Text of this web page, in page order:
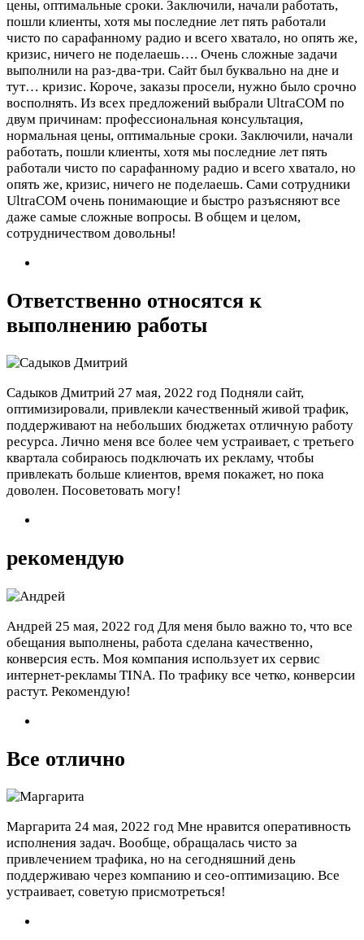
цены, оптимальные сроки. Заключили, начали работать,
пошли клиенты, хотя мы последние лет пять работали
чисто по сарафанному радио и всего хватало, но опять же,
кризис, ничего не поделаешь…. Очень сложные задачи
выполнили на раз-два-три. Сайт был буквально на дне и
тут… кризис. Короче, заказы просели, нужно было срочно
восполнять. Из всех предложений выбрали UltraCOM по
двум причинам: профессиональная консультация,
нормальная цены, оптимальные сроки. Заключили, начали
работать, пошли клиенты, хотя мы последние лет пять
работали чисто по сарафанному радио и всего хватало, но
опять же, кризис, ничего не поделаешь. Сами сотрудники
UltraCOM очень понимающие и быстро разъясняют все
даже самые сложные вопросы. В общем и целом,
сотрудничеством довольны!
Ответственно относятся к
выполнению работы
Садыков Дмитрий 27 мая, 2022 год Подняли сайт,
оптимизировали, привлекли качественный живой трафик,
поддерживают на небольших бюджетах отличную работу
ресурса. Лично меня все более чем устраивает, с третьего
квартала собираюсь подключать их рекламу, чтобы
привлекать больше клиентов, время покажет, но пока
доволен. Посоветовать могу!
рекомендую
Андрей 25 мая, 2022 год Для меня было важно то, что все
обещания выполнены, работа сделана качественно,
конверсия есть. Моя компания использует их сервис
интернет-рекламы TINA. По трафику все четко, конверсии
растут. Рекомендую!
Все отлично
Маргарита 24 мая, 2022 год Мне нравится оперативность
исполнения задач. Вообще, обращалась чисто за
привлечением трафика, но на сегодняшний день
поддерживаю через компанию и сео-оптимизацию. Все
устраивает, советую присмотреться!